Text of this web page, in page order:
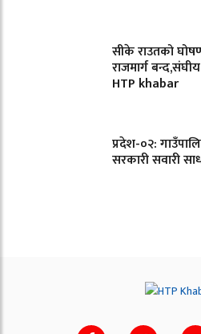
सीके राउतको
राजमार्ग
HTP khabar
प्रदेश-०२:
सरकारी सवारी